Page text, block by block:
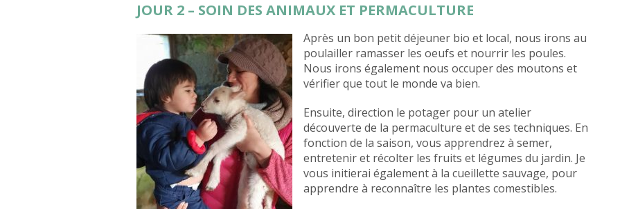
JOUR 2 – SOIN DES ANIMAUX ET PERMACULTURE
Après un bon petit déjeuner bio et local, nous irons au
poulailler ramasser les oeufs et nourrir les poules.
Nous irons également nous occuper des moutons et
vérifier que tout le monde va bien.
Ensuite, direction le potager pour un atelier
découverte de la permaculture et de ses techniques. En
fonction de la saison, vous apprendrez à semer,
entretenir et récolter les fruits et légumes du jardin. Je
vous initierai également à la cueillette sauvage, pour
apprendre à reconnaître les plantes comestibles.